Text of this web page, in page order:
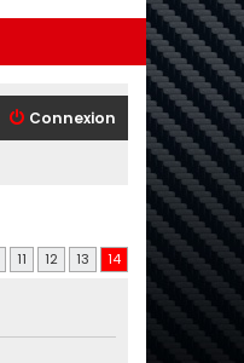
Connexion
11 12 13 14